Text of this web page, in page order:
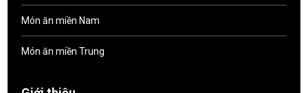
Món ăn miền Nam
Món ăn miền Trung